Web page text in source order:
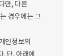
만, 다른
경우에는 그
인정보의